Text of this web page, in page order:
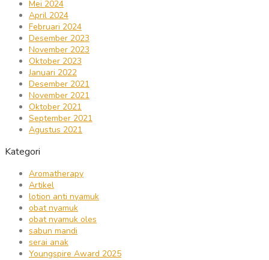
Mei 2024
April 2024
Februari 2024
Desember 2023
November 2023
Oktober 2023
Januari 2022
Desember 2021
November 2021
Oktober 2021
September 2021
Agustus 2021
Kategori
Aromatherapy
Artikel
lotion anti nyamuk
obat nyamuk
obat nyamuk oles
sabun mandi
serai anak
Youngspire Award 2025